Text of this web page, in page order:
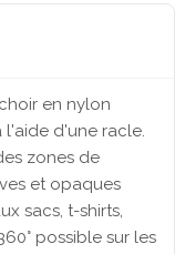
en nylon
d'une racle.
zones de
et opaques
sacs, t-shirts,
possible sur les